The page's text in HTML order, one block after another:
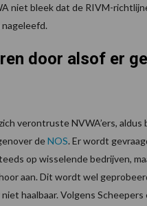
niet bleek dat de RIVM-
door alsof er
verontruste NVWA’ers,
deNOS. Er wordt
op wisselende bedrijven,
aan. Dit wordt wel
haalbaar. Volgens Scheepers